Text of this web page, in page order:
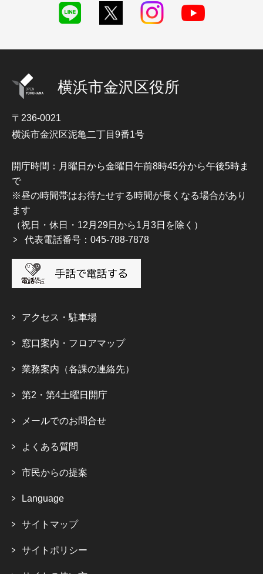
横浜市金沢区役所
〒236-0021
横浜市金沢区泥亀二丁目9番1号
開庁時間：月曜日から金曜日午前8時45分から午後5時ま
で
※昼の時間帯はお待たせする時間が長くなる場合があり
ます
（祝日・休日・12月29日から1月3日を除く）
代表電話番号：045-788-7878
アクセス・駐車場
窓口案内・フロアマップ
業務案内（各課の連絡先）
第2・第4土曜日開庁
メールでのお問合せ
よくある質問
市民からの提案
Language
サイトマップ
サイトポリシー